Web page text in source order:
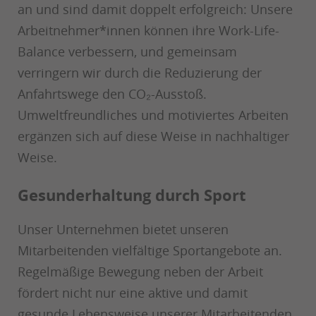
an und sind damit doppelt erfolgreich: Unsere
Arbeitnehmer*innen können ihre Work-Life-
Balance verbessern, und gemeinsam
verringern wir durch die Reduzierung der
Anfahrtswege den CO₂-Ausstoß.
Umweltfreundliches und motiviertes Arbeiten
ergänzen sich auf diese Weise in nachhaltiger
Weise.
Gesunderhaltung durch Sport
Unser Unternehmen bietet unseren
Mitarbeitenden vielfältige Sportangebote an.
Regelmäßige Bewegung neben der Arbeit
fördert nicht nur eine aktive und damit